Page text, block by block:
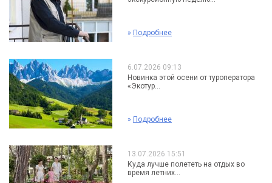
» Подробнее
6.07.2026 09:13
Новинка этой осени от туроператора
«Экотур...
» Подробнее
13.07.2026 15:51
Куда лучше полететь на отдых во
время летних...